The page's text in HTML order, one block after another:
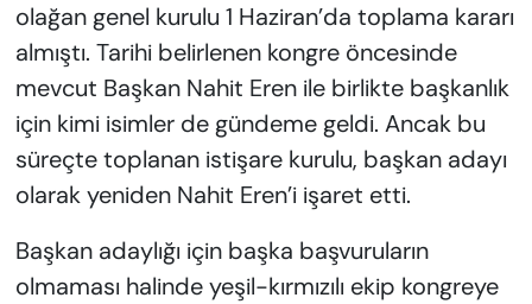
olağan genel kurulu 1 Haziran’da toplama kararı
almıştı. Tarihi belirlenen kongre öncesinde
mevcut Başkan Nahit Eren ile birlikte başkanlık
için kimi isimler de gündeme geldi. Ancak bu
süreçte toplanan istişare kurulu, başkan adayı
olarak yeniden Nahit Eren’i işaret etti.
Başkan adaylığı için başka başvuruların
olmaması halinde yeşil-kırmızılı ekip kongreye